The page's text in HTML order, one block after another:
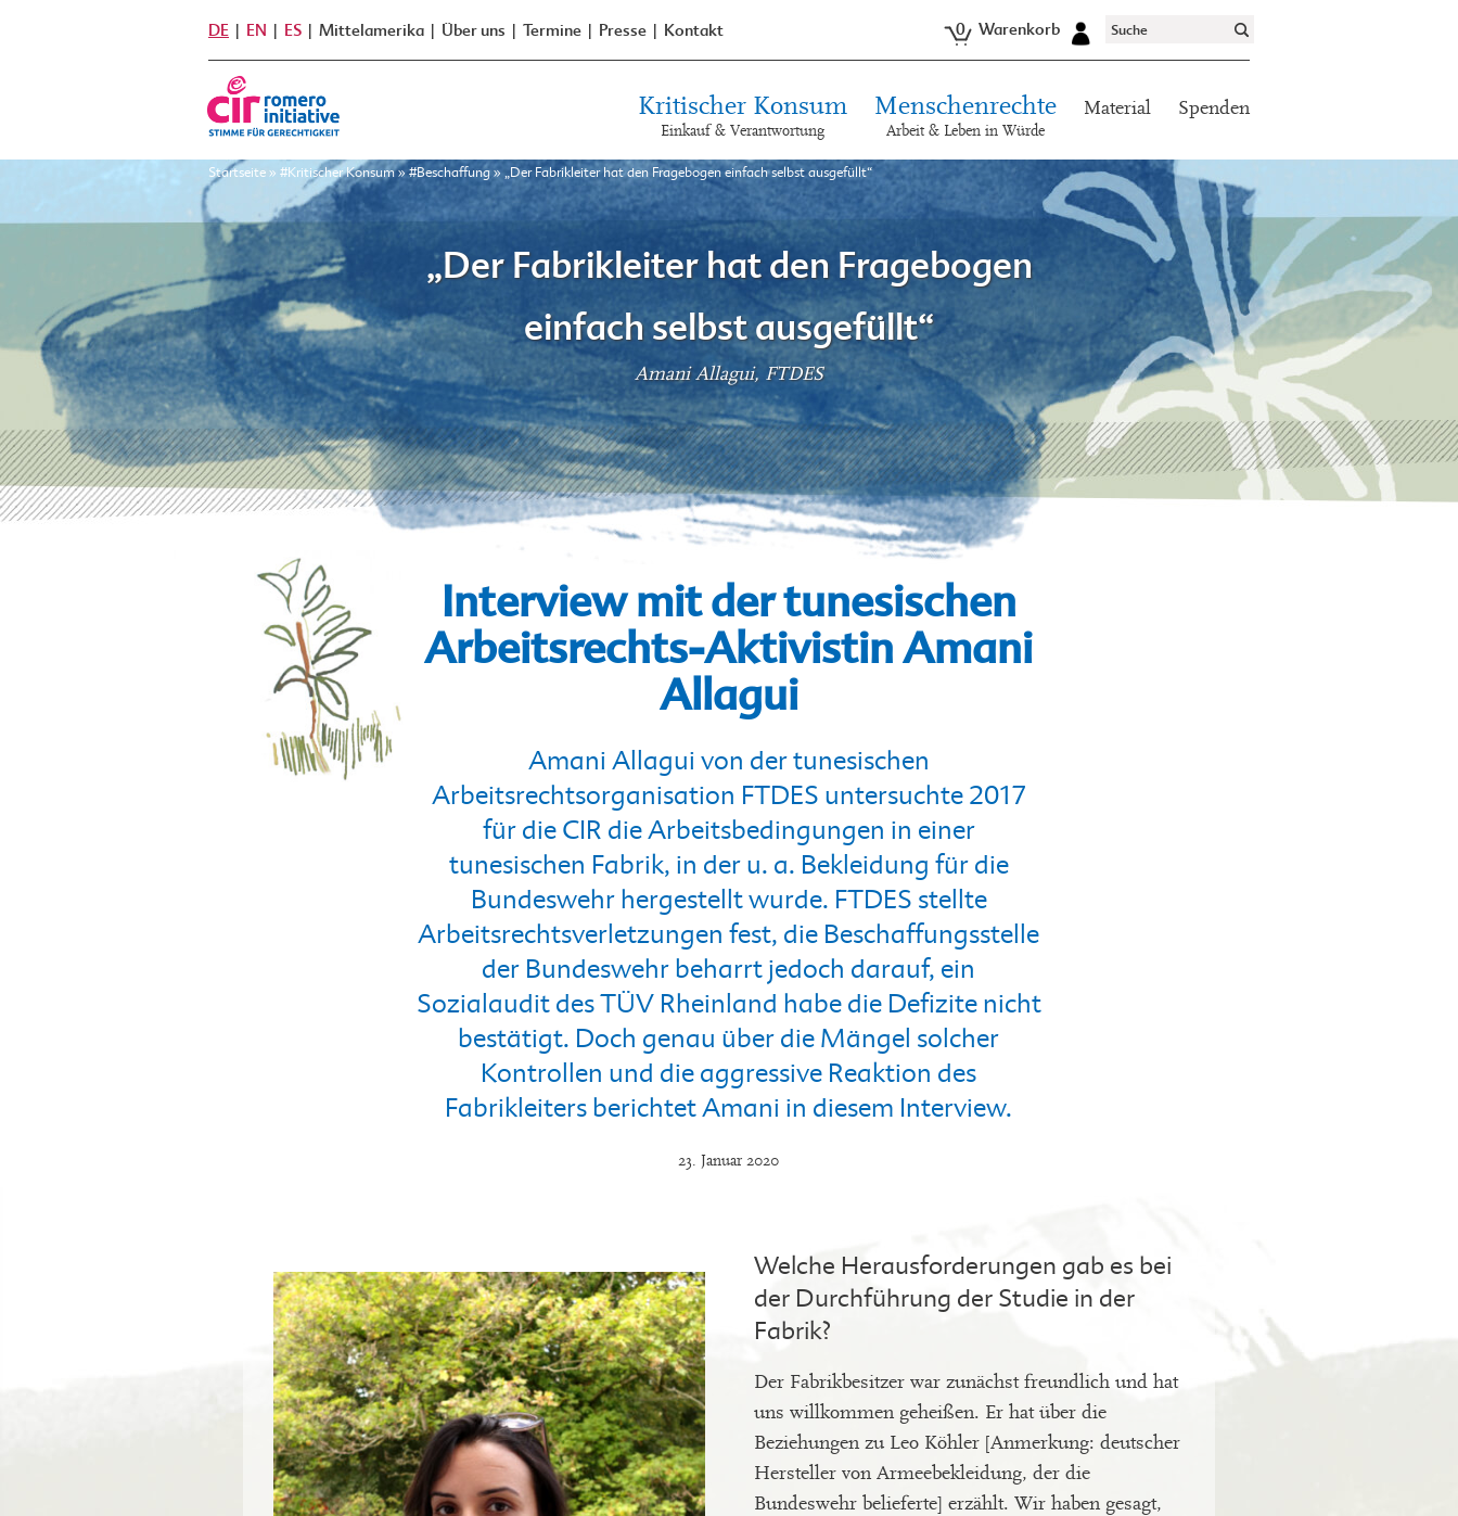
DE EN ES Mittelamerika Über uns Termine Presse Kontakt 0 Warenkorb
Kritischer Konsum
Einkauf & Verantwortung
Menschenrechte
Arbeit & Leben in Würde
Material Spenden
Startseite » #Kritischer Konsum» #Beschaffung » „Der Fabrikleiter hat den Fragebogen einfach selbst ausgefüllt“
„Der Fabrikleiter hat den Fragebogen
einfach selbst ausgefüllt“
Amani Allagui, FTDES
Interview mit der tunesischen
Arbeitsrechts-Aktivistin Amani
Allagui
Amani Allagui von der tunesischen
Arbeitsrechtsorganisation FTDES untersuchte 2017
für die CIR die Arbeitsbedingungen in einer
tunesischen Fabrik, in der u. a. Bekleidung für die
Bundeswehr hergestellt wurde. FTDES stellte
Arbeitsrechtsverletzungen fest, die Beschaffungsstelle
der Bundeswehr beharrt jedoch darauf, ein
Sozialaudit des TÜV Rheinland habe die Defizite nicht
bestätigt. Doch genau über die Mängel solcher
Kontrollen und die aggressive Reaktion des
Fabrikleiters berichtet Amani in diesem Interview.
23. Januar 2020
Welche Herausforderungen gab es bei
der Durchführung der Studie in der
Fabrik?
Der Fabrikbesitzer war zunächst freundlich und hat
uns willkommen geheißen. Er hat über die
Beziehungen zu Leo Köhler [Anmerkung: deutscher
Hersteller von Armeebekleidung, der die
Bundeswehr belieferte] erzählt. Wir haben gesagt,